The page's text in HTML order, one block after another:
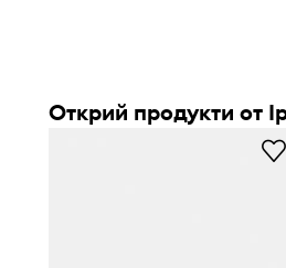
Открий продукти от